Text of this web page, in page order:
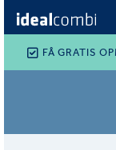
FÅ GRATIS